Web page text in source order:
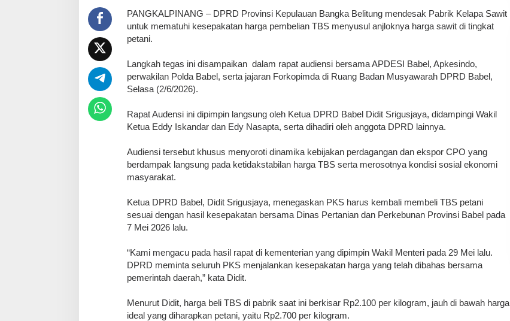
PANGKALPINANG – DPRD Provinsi Kepulauan Bangka Belitung mendesak Pabrik Kelapa Sawit
untuk mematuhi kesepakatan harga pembelian TBS menyusul anjloknya harga sawit di tingkat
petani.
Langkah tegas ini disampaikan dalam rapat audiensi bersama APDESI Babel, Apkesindo,
perwakilan Polda Babel, serta jajaran Forkopimda di Ruang Badan Musyawarah DPRD Babel,
Selasa (2/6/2026).
Rapat Audensi ini dipimpin langsung oleh Ketua DPRD Babel Didit Srigusjaya, didampingi Wakil
Ketua Eddy Iskandar dan Edy Nasapta, serta dihadiri oleh anggota DPRD lainnya.
Audiensi tersebut khusus menyoroti dinamika kebijakan perdagangan dan ekspor CPO yang
berdampak langsung pada ketidakstabilan harga TBS serta merosotnya kondisi sosial ekonomi
masyarakat.
Ketua DPRD Babel, Didit Srigusjaya, menegaskan PKS harus kembali membeli TBS petani
sesuai dengan hasil kesepakatan bersama Dinas Pertanian dan Perkebunan Provinsi Babel pada
7 Mei 2026 lalu.
“Kami mengacu pada hasil rapat di kementerian yang dipimpin Wakil Menteri pada 29 Mei lalu.
DPRD meminta seluruh PKS menjalankan kesepakatan harga yang telah dibahas bersama
pemerintah daerah,” kata Didit.
Menurut Didit, harga beli TBS di pabrik saat ini berkisar Rp2.100 per kilogram, jauh di bawah harga
ideal yang diharapkan petani, yaitu Rp2.700 per kilogram.